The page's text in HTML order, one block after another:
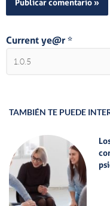
Current ye@r *
TAMBIÉN TE PUEDE